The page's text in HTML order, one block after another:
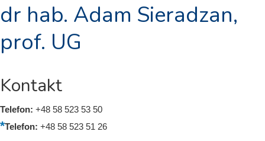
dr hab. Adam Sieradzan,
prof. UG
Kontakt
Telefon: +48 58 523 53 50
Telefon: +48 58 523 51 26